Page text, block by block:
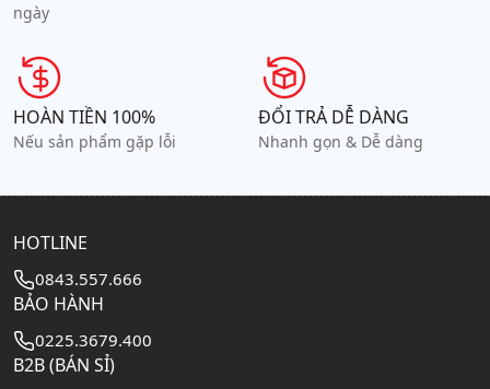
ngày
HOÀN TIỀN 100%
Nếu sản phẩm gặp lỗi
ĐỔI TRẢ DỄ DÀNG
Nhanh gọn & Dễ dàng
HOTLINE
0843.557.666
BẢO HÀNH
0225.3679.400
B2B (BÁN SỈ)